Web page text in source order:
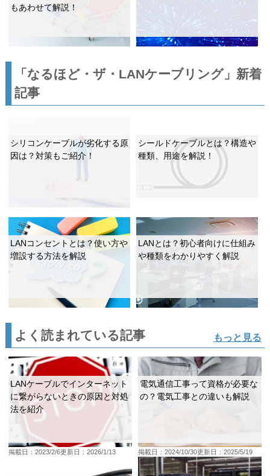
もあわせて解説！
「なるほど・ザ・LANケーブリング」新着
記事
シリコンケーブルが劣化する原
因は？対策もご紹介！
シールドケーブルとは？構造や
種類、用途を解説！
LANコンセントとは？使い方や
増設する方法を解説
LANとは？初心者向けに仕組み
や種類をわかりやすく解説
よく読まれている記事 もっと見る
LANケーブルでインターネット
に繋がらないときの原因と対処
法を紹介
掲載日：2023/2/6更新日：2026/1/13
電気通信工事って資格が必要な
の？電気工事との違いも解説
掲載日：2024/10/30更新日：2025/5/19